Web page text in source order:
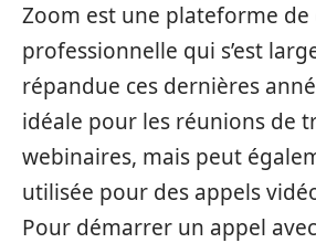
Zoom est une plateforme
professionnelle qui s’est
répandue ces dernières
idéale pour les réunions de
webinaires, mais peut
utilisée pour des appels
Pour démarrer un appel